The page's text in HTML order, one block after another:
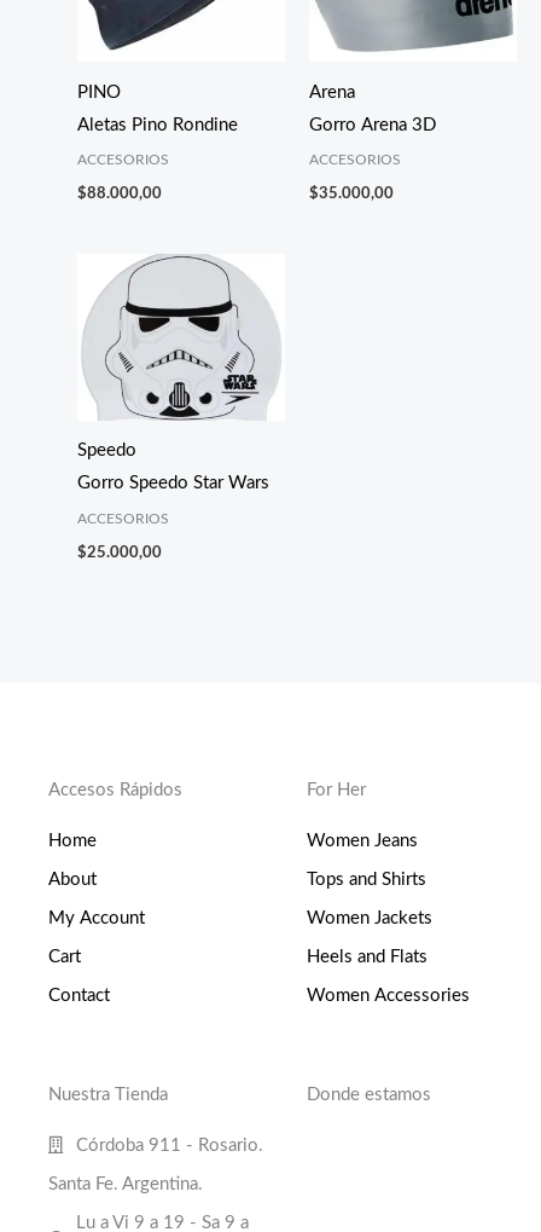
PINO
Aletas Pino Rondine
ACCESORIOS
$88.000,00
Arena
Gorro Arena 3D
ACCESORIOS
$35.000,00
Speedo
Gorro Speedo Star Wars
ACCESORIOS
$25.000,00
Accesos Rápidos
Home
About
My Account
Cart
Contact
For Her
Women Jeans
Tops and Shirts
Women Jackets
Heels and Flats
Women Accessories
Nuestra Tienda
Córdoba 911 - Rosario.
Santa Fe. Argentina.
Lu a Vi 9 a 19 - Sa 9 a
Donde estamos